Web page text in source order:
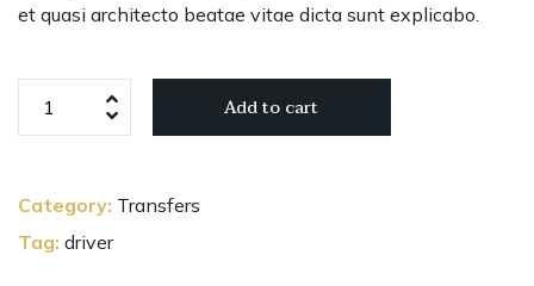
et quasi architecto beatae vitae dicta sunt explicabo.
Add to cart
Category: Transfers
Tag: driver